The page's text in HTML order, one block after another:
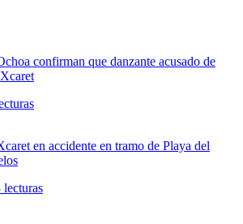
confirman que danzante acusado de
en accidente en tramo de Playa del
lecturas